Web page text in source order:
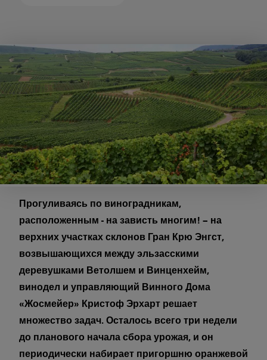
Прогуливаясь по виноградникам,
расположенным - на зависть многим! – на
верхних участках склонов Гран Крю Энгст,
возвышающихся между эльзасскими
деревушками Ветолшем и Винценхейм,
винодел и управляющий Винного Дома
«Жосмейер» Кристоф Эрхарт решает
множество задач. Осталось всего три недели
до планового начала сбора урожая, и он
периодически набирает пригоршню оранжевой